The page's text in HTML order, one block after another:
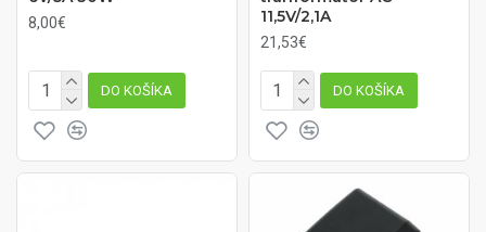
8,00€
DO KOŠÍKA
11,5V/2,1A
21,53€
DO KOŠÍKA